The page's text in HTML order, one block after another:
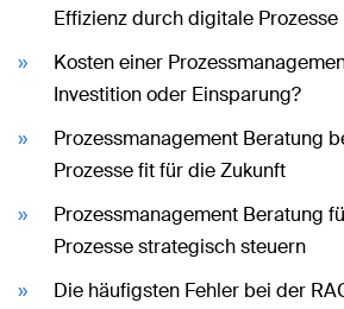
Effizienz durch digitale Prozesse
Kosten einer
Investition oder Einsparung?
Prozessmanagement Beratung
Prozesse fit für die Zukunft
Prozessmanagement Beratung
Prozesse strategisch steuern
Die häufigsten Fehler bei der